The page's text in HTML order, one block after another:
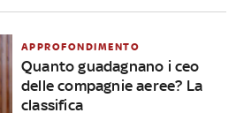
APPROFONDIMENTO
Quanto guadagnano i ceo
delle compagnie aeree? La
classifica